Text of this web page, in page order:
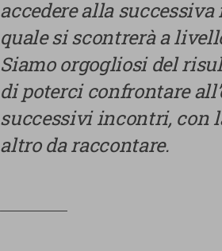
accedere alla
quale si scontrerà a
Siamo orgogliosi del
di poterci confrontare
successivi incontri, con
altro da raccontare.